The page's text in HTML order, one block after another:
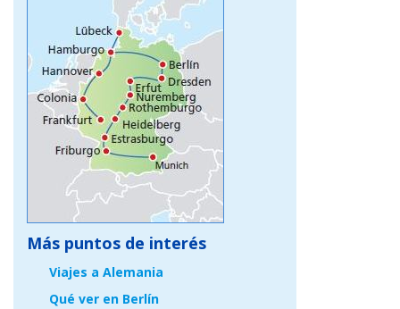
Más puntos de interés
Viajes a Alemania
Qué ver en Berlín